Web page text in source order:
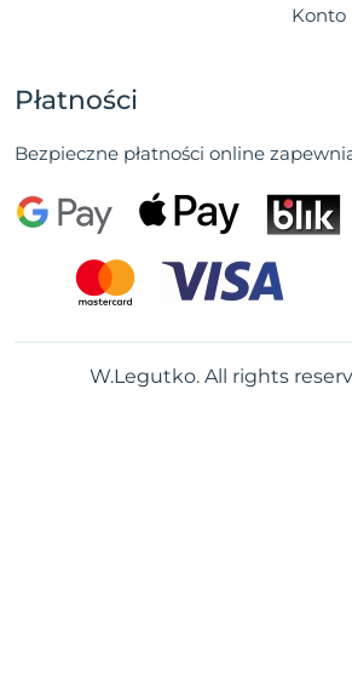
Konto
Płatności
Bezpieczne płatności online
W.Legutko. All rights